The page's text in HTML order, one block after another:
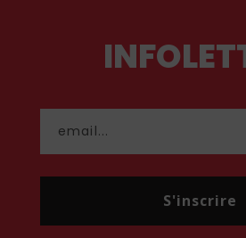
S'inscrire